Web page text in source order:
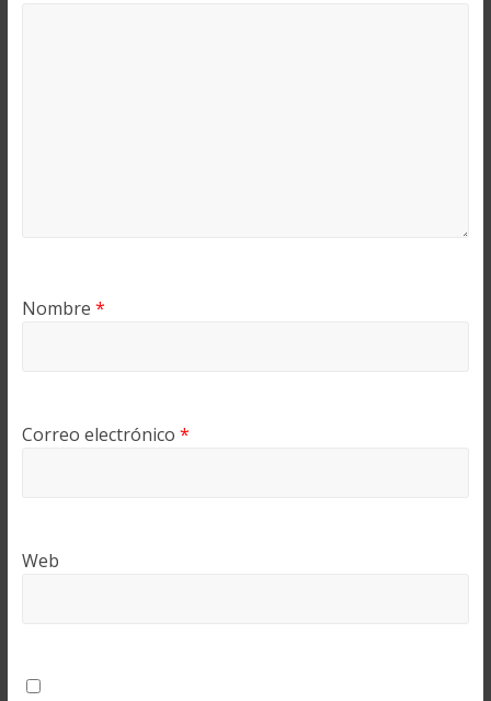
Nombre *
Correo electrónico *
Web